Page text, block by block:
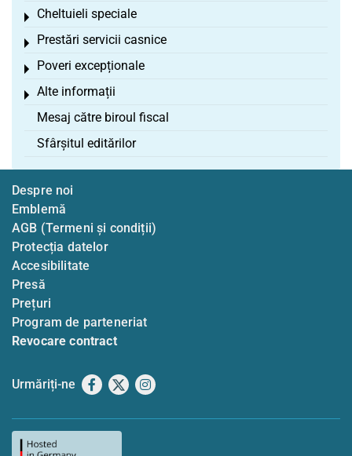
Cheltuieli speciale
Toggle menu
Prestări servicii casnice
Toggle menu
Poveri excepționale
Toggle menu
Alte informații
Toggle menu
Mesaj către biroul fiscal
Sfârșitul editărilor
Despre noi
Emblemă
AGB (Termeni și condiții)
Protecția datelor
Accesibilitate
Presă
Prețuri
Program de parteneriat
Revocare contract
Urmăriți-ne Facebook
X Instagram